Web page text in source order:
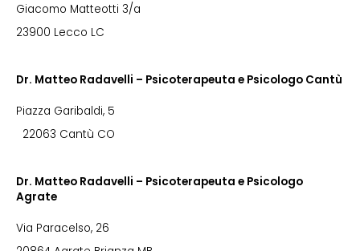
Giacomo Matteotti 3/a
23900 Lecco LC
Dr. Matteo Radavelli – Psicoterapeuta e Psicologo Cantù
Piazza Garibaldi, 5
22063 Cantù CO
Dr. Matteo Radavelli – Psicoterapeuta e Psicologo
Agrate
Via Paracelso, 26